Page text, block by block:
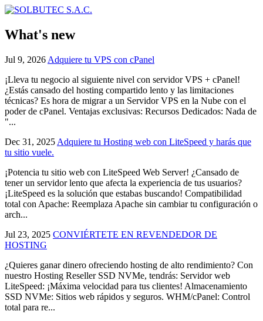
What's new
Jul 9, 2026 Adquiere tu VPS con cPanel
¡Lleva tu negocio al siguiente nivel con servidor VPS + cPanel!
¿Estás cansado del hosting compartido lento y las limitaciones
técnicas? Es hora de migrar a un Servidor VPS en la Nube con el
poder de cPanel. Ventajas exclusivas: Recursos Dedicados: Nada de
"...
Dec 31, 2025 Adquiere tu Hosting web con LiteSpeed y harás que
tu sitio vuele.
¡Potencia tu sitio web con LiteSpeed Web Server! ¿Cansado de
tener un servidor lento que afecta la experiencia de tus usuarios?
¡LiteSpeed es la solución que estabas buscando! Compatibilidad
total con Apache: Reemplaza Apache sin cambiar tu configuración o
arch...
Jul 23, 2025 CONVIÉRTETE EN REVENDEDOR DE
HOSTING
¿Quieres ganar dinero ofreciendo hosting de alto rendimiento? Con
nuestro Hosting Reseller SSD NVMe, tendrás: Servidor web
LiteSpeed: ¡Máxima velocidad para tus clientes! Almacenamiento
SSD NVMe: Sitios web rápidos y seguros. WHM/cPanel: Control
total para re...